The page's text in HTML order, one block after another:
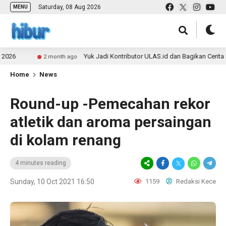
MENU Saturday, 08 Aug 2026
2 month ago Yuk Jadi Kontributor ULAS.id dan Bagikan Cerita
Home News
Round-up -Pemecahan rekor
atletik dan aroma persaingan
di kolam renang
4 minutes reading
Sunday, 10 Oct 2021 16:50 1159 Redaksi Kece